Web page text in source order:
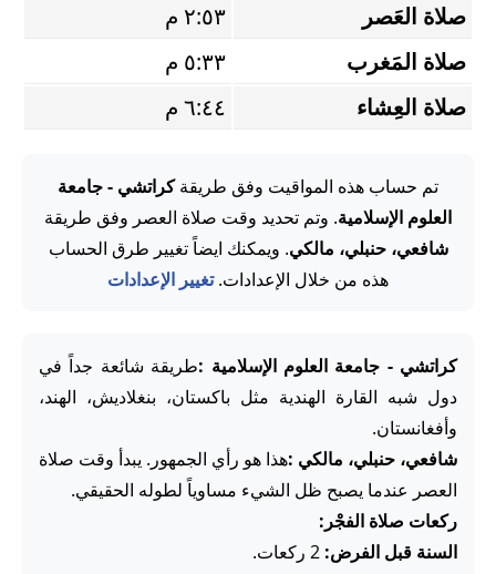
صلاة العَصر
٢:٥٣ م
صلاة المَغرب
٥:٣٣ م
صلاة العِشاء
٦:٤٤ م
تم حساب هذه المواقيت وفق طريقةكراتشي - جامعة
العلوم الإسلامية. وتم تحديد وقت صلاة العصر وفق طريقة
شافعي، حنبلي، مالكي. ويمكنك ايضاً تغيير طرق الحساب
هذه من خلال الإعدادات.تغيير الإعدادات
كراتشي - جامعة العلوم الإسلامية :طريقة شائعة جداً في
دول شبه القارة الهندية مثل باكستان، بنغلاديش، الهند،
وأفغانستان.
شافعي، حنبلي، مالكي :هذا هو رأي الجمهور. يبدأ وقت صلاة
العصر عندما يصبح ظل الشيء مساوياً لطوله الحقيقي.
ركعات صلاة الفجْر:
السنة قبل الفرض: